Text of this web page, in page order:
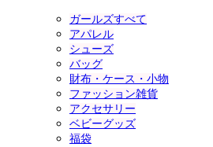
ガールズすべて
アパレル
シューズ
バッグ
財布・ケース・小物
ファッション雑貨
アクセサリー
ベビーグッズ
福袋